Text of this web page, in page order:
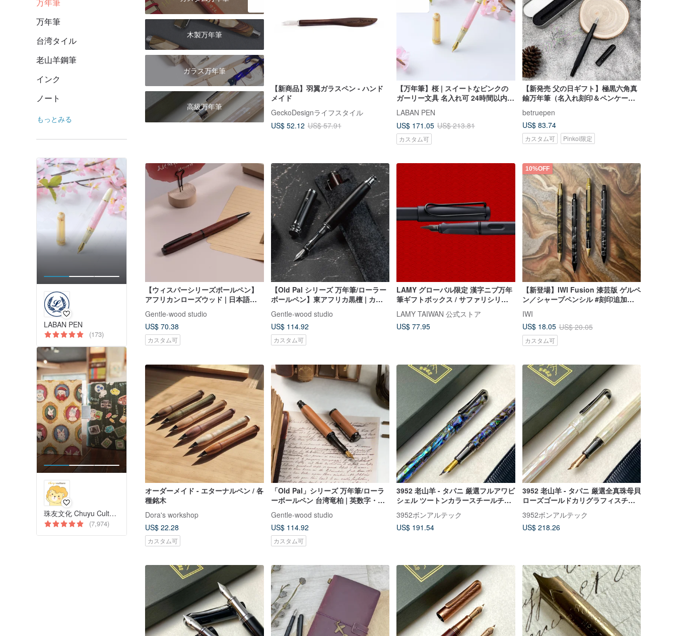
万年筆
台湾タイル
老山羊鋼筆
インク
ノート
もっとみる
LABAN PEN
(173)
珠友文化 Chuyu Culture
(7,974)
木製万年筆
ガラス万年筆
高級万年筆
【新商品】羽翼ガラスペン - ハンド
メイド
GeckoDesignライフスタイル
US$ 52.12 US$ 57.91
【万年筆】桜 | スイートなピンクの
ガーリー文具 名入れ可 24時間以内発
送
LABAN PEN
US$ 171.05 US$ 213.81
カスタム可
【新発売 父の日ギフト】極黒六角真
鍮万年筆（名入れ刻印＆ペンケース
付き）
betruepen
US$ 83.74
カスタム可 Pinkoi限定
【ウィスパーシリーズボールペン】
アフリカンローズウッド | 日本語・
Gentle-wood studio
US$ 70.38
カスタム可
【Old Pal シリーズ 万年筆/ローラー
ボールペン】東アフリカ黒檀 | カス
Gentle-wood studio
US$ 114.92
カスタム可
LAMY グローバル限定 漢字ニブ万年
筆ギフトボックス / サファリシリー
ズ - スチールブラック
LAMY TAIWAN 公式ストア
US$ 77.95
10%OFF
【新登場】IWI Fusion 漆芸版 ゲルペ
ン／シャープペンシル #刻印追加購
IWI
US$ 18.05 US$ 20.05
カスタム可
オーダーメイド - エターナルペン / 各
種銘木
Dora's workshop
US$ 22.28
カスタム可
「Old Pal」シリーズ 万年筆/ローラ
ーボールペン 台湾竜柏 | 英数字・日
本語名入れ (単品)
Gentle-wood studio
US$ 114.92
カスタム可
3952 老山羊 - タパニ 厳選フルアワビ
シェル ツートンカラースチールチッ
プシリーズ万年筆
3952ボンアルテック
US$ 191.54
3952 老山羊 - タパニ 厳選全真珠母貝
ローズゴールドカリグラフィスチー
ルチップシリーズ万年筆
3952ボンアルテック
US$ 218.26